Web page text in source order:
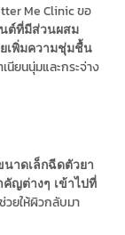
Me Clinic ขอ
ต์ที่มีส่วนผสม
เพิ่มความชุ่มชื้น
นียนนุ่มและกระจ่าง
นาดเล็กฉีดตัวยา
ญต่างๆ เข้าไปที่
ช่วยให้ผิวกลับมา